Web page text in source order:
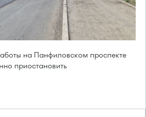
на Панфиловском проспекте
приостановить